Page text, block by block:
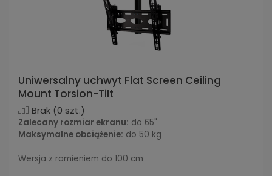
Uniwersalny uchwyt Flat Screen Ceiling
Mount Torsion-Tilt
Brak (0 szt.)
Zalecany rozmiar ekranu: do 65"
Maksymalne obciążenie: do 50 kg
Wersja z ramieniem do 100 cm